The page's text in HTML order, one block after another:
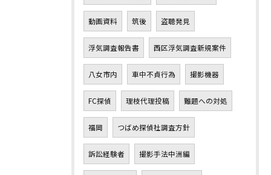
動画資料 筑後 盗聴発見
浮気調査報告書 西区浮気調査新規案件
八女市内 車中不貞行為 撮影機器
FC探偵 理枝代理投稿 難題への対処
福岡 つばめ探偵社調査方針
訴訟経験者 撮影手法中洲編